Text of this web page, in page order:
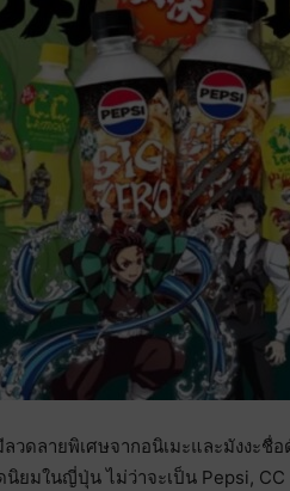
วดลายพิเศษจากอนิเมะและมังงะชื่
ยมในญี่ปุ่น ไม่ว่าจะเป็น Pepsi,